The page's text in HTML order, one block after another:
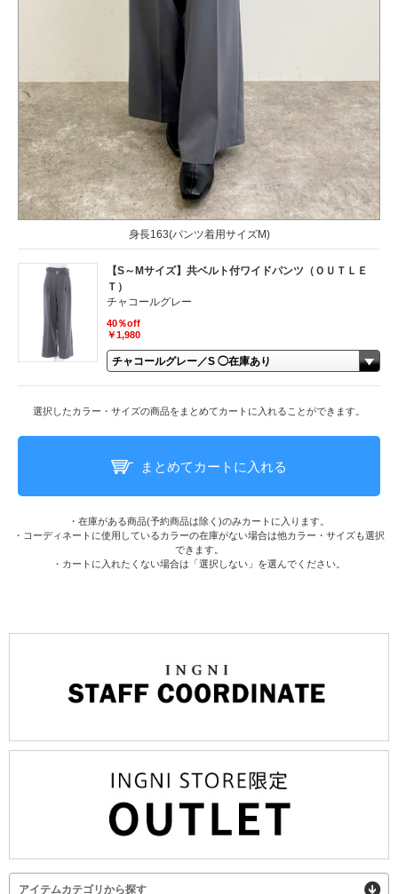
身長163(パンツ着用サイズM)
【S～Mサイズ】共ベルト付ワイドパンツ（ＯＵＴＬＥ
Ｔ）
チャコールグレー
40％off
￥1,980
選択したカラー・サイズの商品をまとめてカートに入れることができます。
まとめてカートに入れる
・在庫がある商品(予約商品は除く)のみカートに入ります。
・コーディネートに使用しているカラーの在庫がない場合は他カラー・サイズも選択
できます。
・カートに入れたくない場合は「選択しない」を選んでください。
アイテムカテゴリから探す